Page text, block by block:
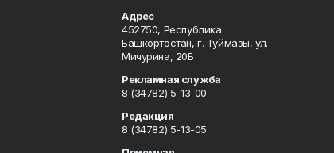
Адрес
452750, Республика
Башкортостан, г. Туймазы, ул.
Мичурина, 20Б
Рекламная служба
8 (34782) 5-13-00
Редакция
8 (34782) 5-13-05